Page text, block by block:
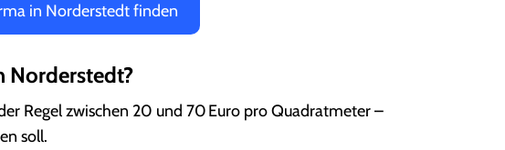
in Norderstedt finden
Norderstedt?
Regel zwischen 20 und 70 Euro pro Quadratmeter –
soll.